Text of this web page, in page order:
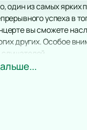
один из самых
успеха в
вы сможете
других. Особое
слушателей.
известный своей